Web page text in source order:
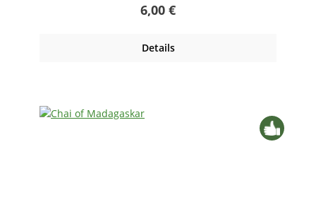
Regulärer Preis:
6,00 €
Details